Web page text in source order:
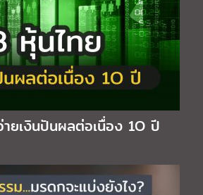
ยเงินปันผลต่อเนื่อง 1O ปี